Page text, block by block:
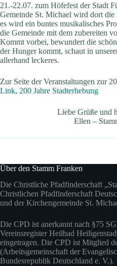
21.-22.07. zum Höfefest der Stadt
Gemeinde St. Michael wird dort
es wird ein buntes musikalisches
die Gemeinde mit dem zubereiten
Kommt vorbei, bewundert die
der Hunger kommt, schaut in
allerhand leckeres.
Zur Seite der Veranstaltungen zur
Link, 200 Jahre Stadterhebung
Liebe Grüße und
Ellen –
Über den Stamm Franken
Die Christliche Pfadfinderschaft
Christlichen Pfadfinderschaft
und der Kirchengemeinde St.
Die CPD ist anerkannt nach §75
Vereinsregister Heilbad
eingetragen. Die CPD ist Mitglied
(Arbeitsgemeinschaft der
Bundesrepublik Deutschland e. V.).